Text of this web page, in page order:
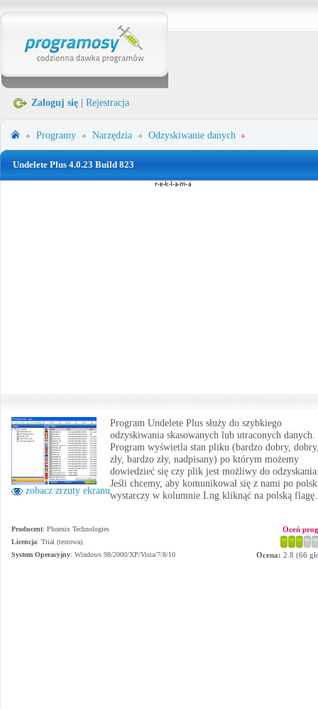
Zaloguj się Rejestracja
Programy Narzędzia Odzyskiwanie danych
Undelete Plus 4.0.23 Build 823
zobacz zrzuty ekranu
Program Undelete Plus służy do szybkiego
odzyskiwania skasowanych lub utraconych danych.
Program wyświetla stan pliku (bardzo dobry,
zły, bardzo zły, nadpisany) po którym możemy
dowiedzieć się czy plik jest możliwy do
Jeśli chcemy, aby komunikował się z nami po
wystarczy w kolumnie Lng kliknąć na polską flagę.
Producent: Phoenix Technologies
Licencja: Trial (testowa)
System Operacyjny: Windows 98/2000/XP/Vista/7/8/10
Oceń
Ocena: 2.8 (66